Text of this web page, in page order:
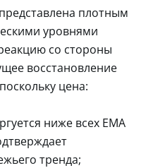
плотным
уровнями
со стороны
восстановление
цена:
ниже всех EMA
тренда;